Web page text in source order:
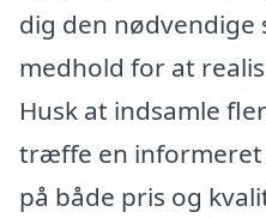
dig den nødvendige
medhold for at
Husk at indsamle
træffe en
på både pris og